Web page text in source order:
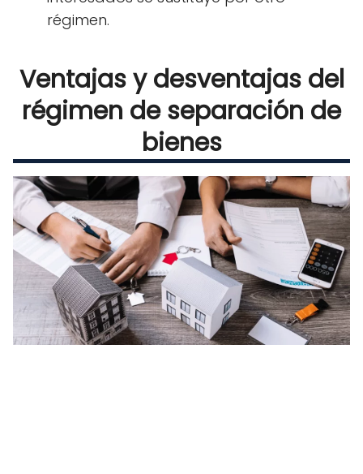
régimen.
Ventajas y desventajas del
régimen de separación de
bienes